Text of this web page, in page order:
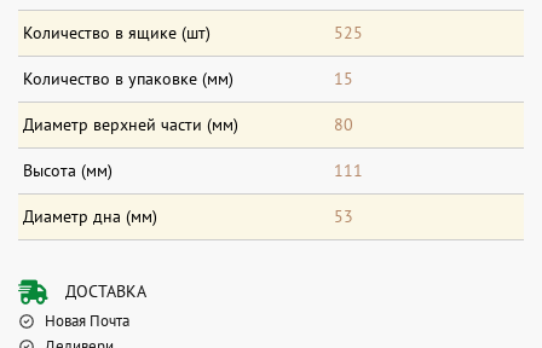
Количество в ящике (шт) 525
Количество в упаковке (мм) 15
Диаметр верхней части (мм) 80
Высота (мм) 111
Диаметр дна (мм) 53
ДОСТАВКА
Новая Почта